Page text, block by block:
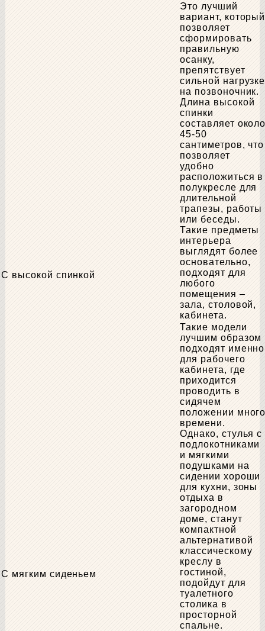
С высокой спинкой
Это лучший
вариант, который
позволяет
сформировать
правильную
осанку,
препятствует
сильной нагрузке
на позвоночник.
Длина высокой
спинки
составляет
45-50
сантиметров, что
позволяет
удобно
расположиться в
полукресле для
длительной
трапезы, работы
или беседы.
Такие предметы
интерьера
выглядят более
основательно,
подходят для
любого
помещения –
зала, столовой,
кабинета.
С мягким сиденьем
Такие модели
лучшим образом
подходят именно
для рабочего
кабинета, где
приходится
проводить в
сидячем
положении
времени.
Однако, стулья с
подлокотниками
и мягкими
подушками на
сидении хороши
для кухни, зоны
отдыха в
загородном
доме, станут
компактной
альтернативой
классическому
креслу в
гостиной,
подойдут для
туалетного
столика в
просторной
спальне.